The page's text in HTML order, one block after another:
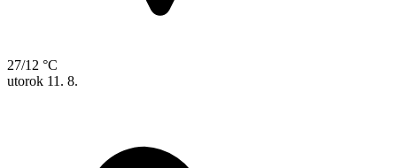
27/12 °C
utorok 11. 8.